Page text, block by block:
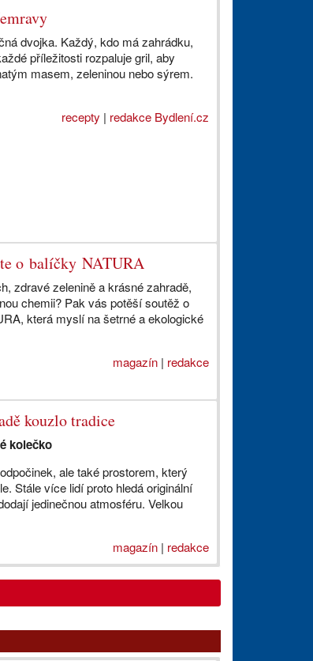
dvojka. Každý, kdo má zahrádku,
příležitosti rozpaluje gril, aby
masem, zeleninou nebo sýrem.
recepty | redakce Bydlení.cz
o balíčky NATURA
zdravé zelenině a krásné zahradě,
chemii? Pak vás potěší soutěž o
která myslí na šetrné a ekologické
magazín| redakce
kouzlo tradice
kolečko
ale také prostorem, který
Stále více lidí proto hledá originální
jedinečnou atmosféru. Velkou
magazín| redakce